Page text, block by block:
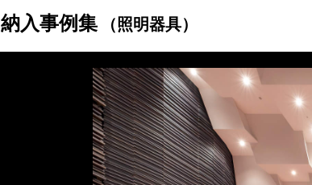
納入事例集 （照明器具）